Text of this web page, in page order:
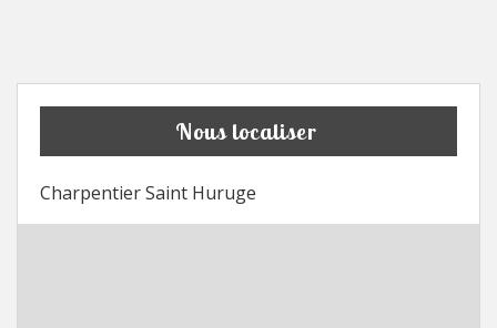
Nous localiser
Charpentier Saint Huruge